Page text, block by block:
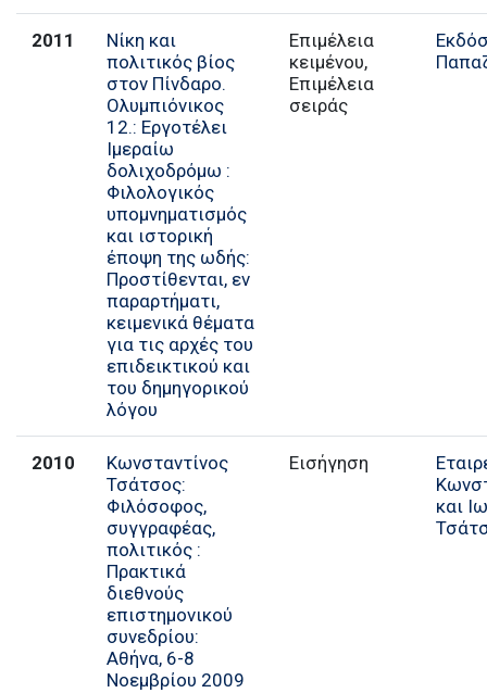
2011
Νίκη και
πολιτικός βίος
στον Πίνδαρο.
Ολυμπιόνικος
12.: Εργοτέλει
Ιμεραίω
δολιχοδρόμω :
Φιλολογικός
υπομνηματισμός
και ιστορική
έποψη της ωδής:
Προστίθενται, εν
παραρτήματι,
κειμενικά θέματα
για τις αρχές του
επιδεικτικού και
του δημηγορικού
λόγου
Επιμέλεια
κειμένου,
Επιμέλεια
σειράς
2010
Κωνσταντίνος
Τσάτσος:
Φιλόσοφος,
συγγραφέας,
πολιτικός :
Πρακτικά
διεθνούς
επιστημονικού
συνεδρίου:
Αθήνα, 6-8
Νοεμβρίου 2009
Εισήγηση
και